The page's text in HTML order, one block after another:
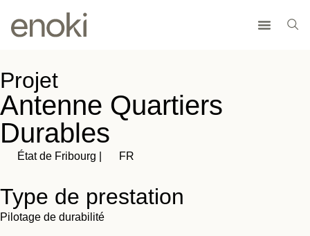
Projet
Antenne Quartiers
Durables
État de Fribourg | FR
Type de prestation
Pilotage de durabilité